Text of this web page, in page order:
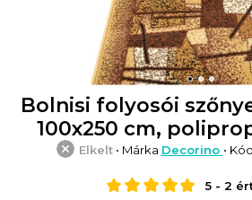
Bolnisi folyosói
100x250 cm,
Elkelt• Márka Decorino •
5- 2